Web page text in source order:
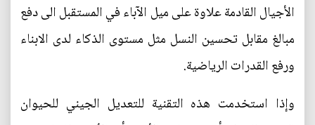
الأجيال القادمة علاوة على ميل الآباء في المستقبل الى دفع
مبالغ مقابل تحسين النسل مثل مستوى الذكاء لدى الابناء
ورفع القدرات الرياضية.
وإذا استخدمت هذه التقنية للتعديل الجيني للحيوان